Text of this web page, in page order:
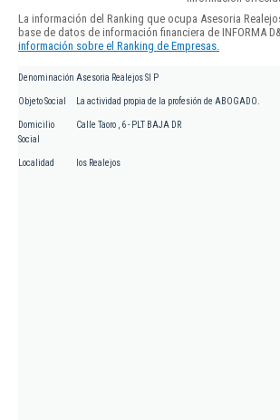
La información del Ranking que ocupa Asesoria
base de datos de información financiera de INFORMA
información sobre el Ranking de Empresas.
Denominación Asesoria Realejos Sl P
Objeto Social La actividad propia de la profesión de ABOGADO.
Domicilio
Social
Calle Taoro , 6 - PLT BAJA DR
Localidad los Realejos